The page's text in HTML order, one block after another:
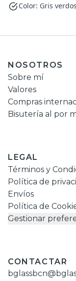
Color: Gris
NOSOTROS
Sobre mí
Valores
Compras
Bisutería al por
LEGAL
Términos y
Política de
Envíos
Política de
Gestionar
CONTACTAR